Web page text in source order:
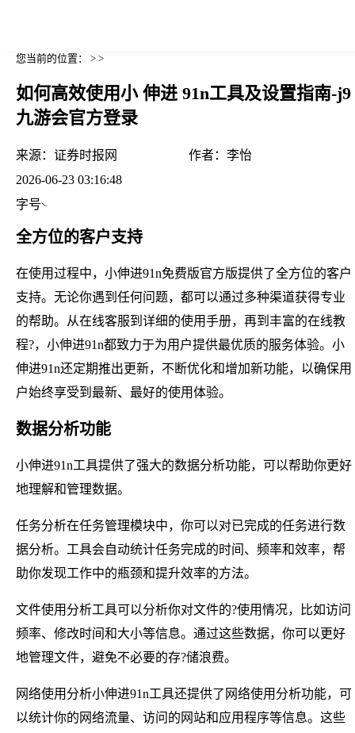
您当前的位置： > >
如何高效使用小 伸进 91n工具及设置指南-j9
九游会官方登录
来源： 证券时报网 作者： 李怡
2026-06-23 03:16:48
字号
全方位的客户支持
在使用过程中，小伸进91n免费版官方版提供了全方位的客户
支持。无论你遇到任何问题，都可以通过多种渠道获得专业
的帮助。从在线客服到详细的使用手册，再到丰富的在线教
程?，小伸进91n都致力于为用户提供最优质的服务体验。小
伸进91n还定期推出更新，不断优化和增加新功能，以确保用
户始终享受到最新、最好的使用体验。
数据分析功能
小伸进91n工具提供了强大的数据分析功能，可以帮助你更好
地理解和管理数据。
任务分析在任务管理模块中，你可以对已完成的任务进行数
据分析。工具会自动统计任务完成的时间、频率和效率，帮
助你发现工作中的瓶颈和提升效率的方法。
文件使用分析工具可以分析你对文件的?使用情况，比如访问
频率、修改时间和大小等信息。通过这些数据，你可以更好
地管理文件，避免不必要的存?储浪费。
网络使用分析小伸进91n工具还提供了网络使用分析功能，可
以统计你的网络流量、访问的网站和应用程序等信息。这些